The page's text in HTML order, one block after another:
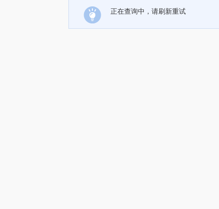
正在查询中，请刷新重试